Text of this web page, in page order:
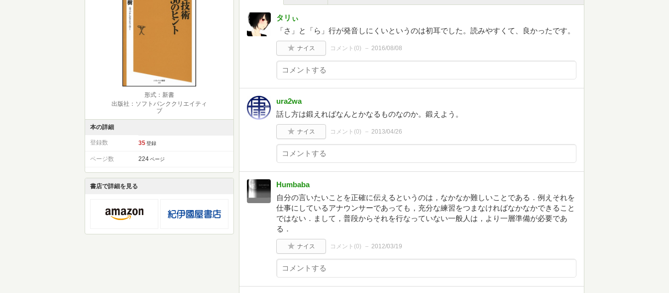
形式：新書
出版社：ソフトバンククリエイティ
ブ
本の詳細
登録数 35 登録
ページ数 224 ページ
書店で詳細を見る
タリぃ
「さ」と「ら」行が発音しにくいというのは初耳でした。読みやすくて、良かったです。
ナイス コメント(0) 2016/08/08
ura2wa
話し方は鍛えればなんとかなるものなのか。鍛えよう。
ナイス コメント(0) 2013/04/26
Humbaba
自分の言いたいことを正確に伝えるというのは，なかなか難しいことである．例えそれを
仕事にしているアナウンサーであっても，充分な練習をつまなければなかなかできること
ではない．まして，普段からそれを行なっていない一般人は，より一層準備が必要であ
る．
ナイス コメント(0) 2012/03/19